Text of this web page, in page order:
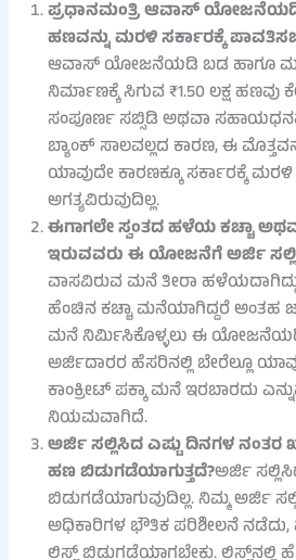
ಪ್ರಧಾನಮಂತ್ರಿ ಆವಾಸ್ ಯೋಜನೆಯಡಿ
ಹಣವನ್ನು ಮರಳಿ ಸರ್ಕಾರಕ್ಕೆ
ಆವಾಸ್ ಯೋಜನೆಯಡಿ ಬಡ ಹಾಗೂ
ನಿರ್ಮಾಣಕ್ಕೆ ಸಿಗುವ ₹1.50 ಲಕ್ಷ ಹಣವು
ಸಂಪೂರ್ಣ ಸಬ್ಸಿಡಿ ಅಥವಾ
ಬ್ಯಾಂಕ್ ಸಾಲವಲ್ಲದ ಕಾರಣ, ಈ
ಯಾವುದೇ ಕಾರಣಕ್ಕೂ ಸರ್ಕಾರಕ್ಕೆ
ಅಗತ್ಯವಿರುವುದಿಲ್ಲ.
ಈಗಾಗಲೇ ಸ್ವಂತದ ಹಳೆಯ ಕಚ್ಚಾ
ಇರುವವರು ಈ ಯೋಜನೆಗೆ ಅರ್ಜಿ
ವಾಸವಿರುವ ಮನೆ ತೀರಾ
ಹೆಂಚಿನ ಕಚ್ಚಾ ಮನೆಯಾಗಿದ್ದರೆ ಅಂತಹ
ಮನೆ ನಿರ್ಮಿಸಿಕೊಳ್ಳಲು ಈ
ಅರ್ಜಿದಾರರ ಹೆಸರಿನಲ್ಲಿ ಬೇರೆಲ್ಲೂ
ಕಾಂಕ್ರೀಟ್ ಪಕ್ಕಾ ಮನೆ ಇರಬಾರದು
ನಿಯಮವಾಗಿದೆ.
ಅರ್ಜಿ ಸಲ್ಲಿಸಿದ ಎಷ್ಟು ದಿನಗಳ ನಂತರ
ಹಣ ಬಿಡುಗಡೆಯಾಗುತ್ತದೆ?ಅರ್ಜಿ
ಬಿಡುಗಡೆಯಾಗುವುದಿಲ್ಲ. ನಿಮ್ಮ ಅರ್ಜಿ
ಅಧಿಕಾರಿಗಳ ಭೌತಿಕ ಪರಿಶೀಲನೆ